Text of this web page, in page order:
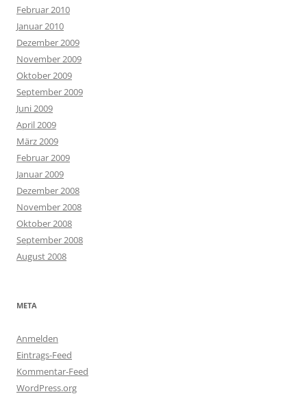
Februar 2010
Januar 2010
Dezember 2009
November 2009
Oktober 2009
September 2009
Juni 2009
April 2009
März 2009
Februar 2009
Januar 2009
Dezember 2008
November 2008
Oktober 2008
September 2008
August 2008
META
Anmelden
Eintrags-Feed
Kommentar-Feed
WordPress.org